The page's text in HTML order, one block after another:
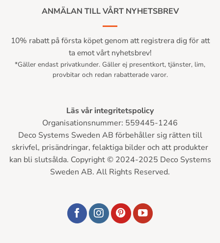
ANMÄLAN TILL VÅRT NYHETSBREV
10% rabatt på första köpet genom att registrera dig för att
ta emot vårt nyhetsbrev!
*Gäller endast privatkunder. Gäller ej presentkort, tjänster, lim,
provbitar och redan rabatterade varor.
Läs vår integritetspolicy
Organisationsnummer: 559445-1246
Deco Systems Sweden AB förbehåller sig rätten till
skrivfel, prisändringar, felaktiga bilder och att produkter
kan bli slutsålda. Copyright © 2024-2025 Deco Systems
Sweden AB. All Rights Reserved.